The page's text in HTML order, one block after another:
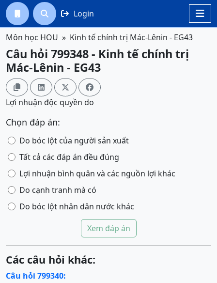

  Login
Môn học HOU Kinh tế chính trị Mác-Lênin - EG43
Câu hỏi 799348 - Kinh tế chính trị
Mác-Lênin - EG43
   
Lợi nhuận độc quyền do
Chọn đáp án:
Do bóc lột của người sản xuất
Tất cả các đáp án đều đúng
Lợi nhuận bình quân và các nguồn lợi khác
Do cạnh tranh mà có
Do bóc lột nhân dân nước khác
Xem đáp án
Các câu hỏi khác:
Câu hỏi 799340: